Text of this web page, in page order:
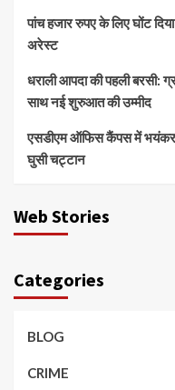
पांच हजार रुपए के लिए घोंट
अरेस्ट
धराली आपदा की पहली बरसी:
साथ नई शुरुआत की उम्मीद
एसडीएम ऑफिस कैंपस में भयंकर
घुसी चट्टान
Web Stories
Categories
BLOG
CRIME